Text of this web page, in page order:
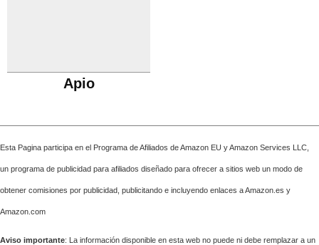
Apio
Esta Pagina participa en el Programa de Afiliados de Amazon EU y Amazon Services LLC,
un programa de publicidad para afiliados diseñado para ofrecer a sitios web un modo de
obtener comisiones por publicidad, publicitando e incluyendo enlaces a Amazon.es y
Amazon.com
Aviso importante: La información disponible en esta web no puede ni debe remplazar a un